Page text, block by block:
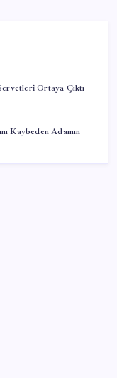
Ortaya Çıktı
Kaybeden Adamın